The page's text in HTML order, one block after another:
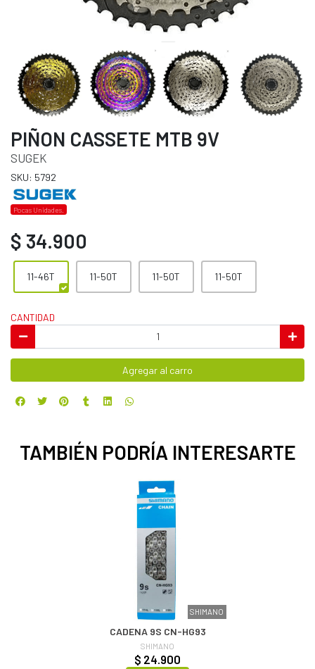
PIÑON CASSETE MTB 9V
SUGEK
SKU: 5792
Pocas Unidades.
$ 34.900
11-46T 11-50T 11-50T 11-50T
CANTIDAD
Agregar al carro
TAMBIÉN PODRÍA INTERESARTE
SHIMANO
CADENA 9S CN-HG93
SHIMANO
$ 24.900